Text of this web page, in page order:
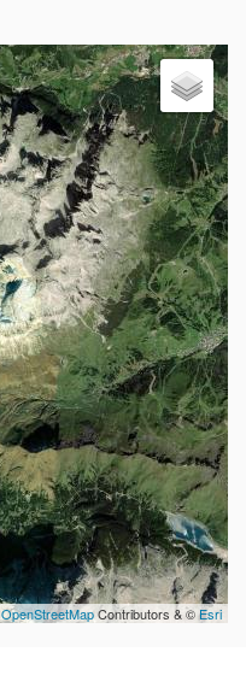
OpenStreetMapContributors & ©Esri